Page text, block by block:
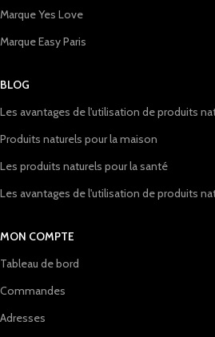
Marque Yes Love
Marque Easy Paris
BLOG
Les avantages de l'utilisation de produits
Produits naturels pour la maison
Les produits naturels pour la santé
Les avantages de l'utilisation de produits
MON COMPTE
Tableau de bord
Commandes
Adresses